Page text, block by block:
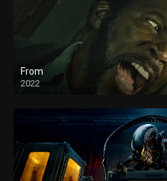
From
2022